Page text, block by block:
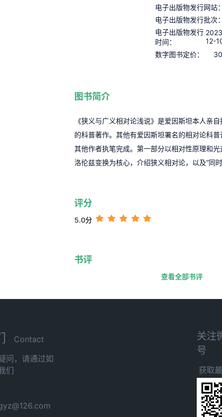
电子出版物发行网站
电子出版物发行批次
电子出版物发行
时间：
12-
数字图书定价：
图书简介
《狭义与广义相对论浅说》是爱因斯坦本人亲
的科普著作。其他有爱因斯坦署名的相对论科
其他作者执笔完成。第一部分以相对性原理和
洛伦兹变换为核心，介绍狭义相对论，以及“同
评分
5.0分
书评
查看全部书评
Contact
问，请通过如
们
关注
号
获取